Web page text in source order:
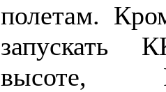
полетам.
запускать
высоте,